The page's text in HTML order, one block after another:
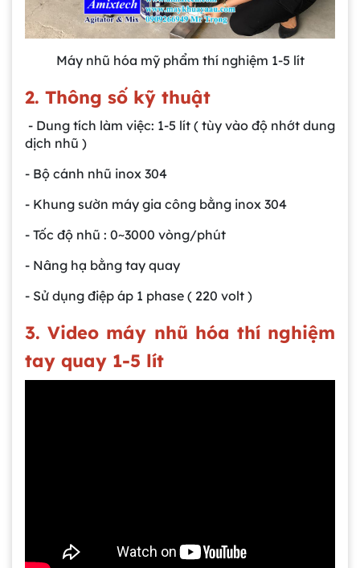
Máy nhũ hóa mỹ phẩm thí nghiệm 1-5 lít
2. Thông số kỹ thuật
- Dung tích làm việc: 1-5 lít ( tùy vào độ nhớt dung
dịch nhũ )
- Bộ cánh nhũ inox 304
- Khung sườn máy gia công bằng inox 304
- Tốc độ nhũ : 0~3000 vòng/phút
- Nâng hạ bằng tay quay
- Sử dụng điệp áp 1 phase ( 220 volt )
3. Video máy nhũ hóa thí nghiệm
tay quay 1-5 lít